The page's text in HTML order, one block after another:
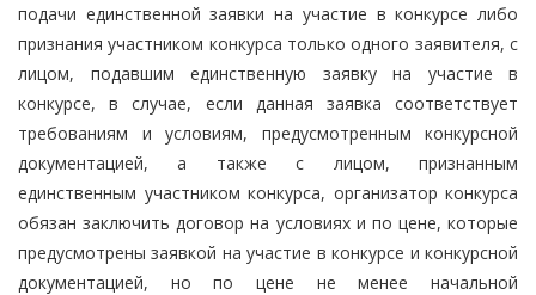
подачи единственной заявки на участие в конкурсе либо
признания участником конкурса только одного заявителя, с
лицом, подавшим единственную заявку на участие в
конкурсе, в случае, если данная заявка соответствует
требованиям и условиям, предусмотренным конкурсной
документацией, а также с лицом, признанным
единственным участником конкурса, организатор конкурса
обязан заключить договор на условиях и по цене, которые
предусмотрены заявкой на участие в конкурсе и конкурсной
документацией, но по цене не менее начальной